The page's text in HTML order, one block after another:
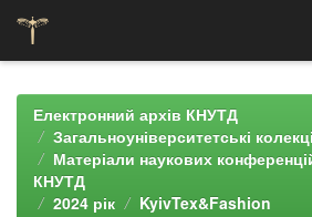
navigationЕлектронний архів КНУТД
Загальноуніверситетські
Матеріали наукових
КНУТД
2024 рік
KyivTex&Fashion